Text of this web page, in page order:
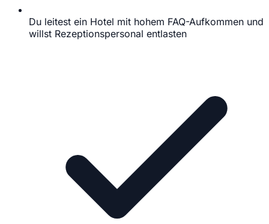
Du leitest ein Hotel mit hohem FAQ-Aufkommen und
willst Rezeptionspersonal entlasten